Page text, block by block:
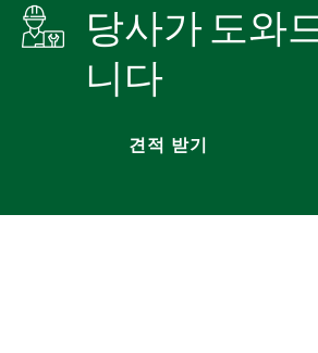
당사가 도와
니다
견적 받기